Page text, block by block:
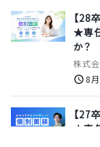
【28
★専
か？
株式
8
【27
★専